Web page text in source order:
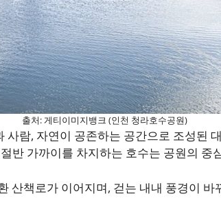
출처: 게티이미지뱅크 (인천 청라호수공원)
사람, 자연이 공존하는 공간으로 조성된
반 가까이를 차지하는 호수는 공원의 중
산책로가 이어지며, 걷는 내내 풍경이 바